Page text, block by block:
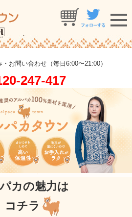
お問い合わせ（毎日6:00〜21:00）
247-417
カの魅力は
コチラ